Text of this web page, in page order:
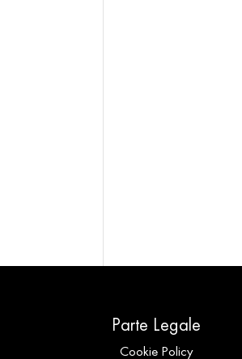
Parte Legale
Cookie Policy